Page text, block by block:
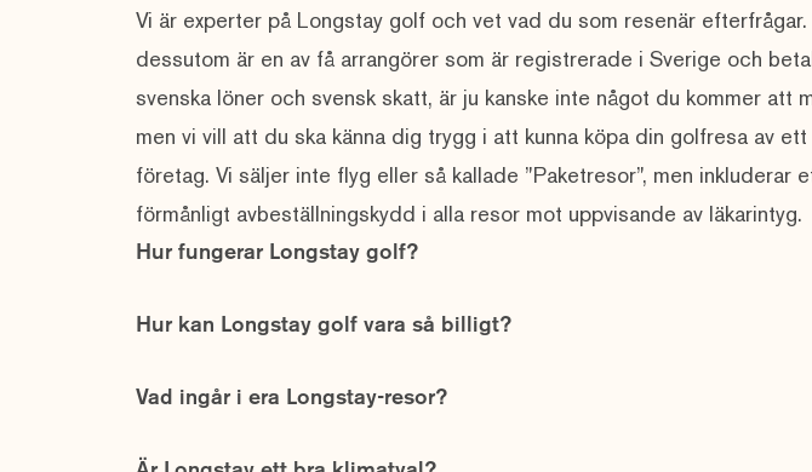
Vi är experter på Longstay golf och vet vad du som resenär
dessutom är en av få arrangörer som är registrerade i Sverige och
svenska löner och svensk skatt, är ju kanske inte något du kommer att
men vi vill att du ska känna dig trygg i att kunna köpa din golfresa av ett
företag. Vi säljer inte flyg eller så kallade ”Paketresor”, men inkluderar
förmånligt avbeställningskydd i alla resor mot uppvisande av läkarintyg.
Hur fungerar Longstay golf?
Hur kan Longstay golf vara så billigt?
Vad ingår i era Longstay-resor?